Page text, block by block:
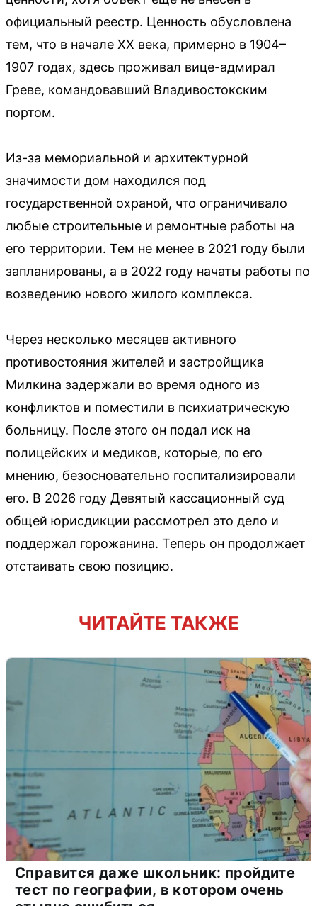
официальный реестр. Ценность обусловлена
тем, что в начале XX века, примерно в 1904–
1907 годах, здесь проживал вице-адмирал
Греве, командовавший Владивостокским
портом.
Из-за мемориальной и архитектурной
значимости дом находился под
государственной охраной, что ограничивало
любые строительные и ремонтные работы на
его территории. Тем не менее в 2021 году были
запланированы, а в 2022 году начаты работы по
возведению нового жилого комплекса.
Через несколько месяцев активного
противостояния жителей и застройщика
Милкина задержали во время одного из
конфликтов и поместили в психиатрическую
больницу. После этого он подал иск на
полицейских и медиков, которые, по его
мнению, безосновательно госпитализировали
его. В 2026 году Девятый кассационный суд
общей юрисдикции рассмотрел это дело и
поддержал горожанина. Теперь он продолжает
отстаивать свою позицию.
ЧИТАЙТЕ ТАКЖЕ
Справится даже школьник: пройдите
тест по географии, в котором очень